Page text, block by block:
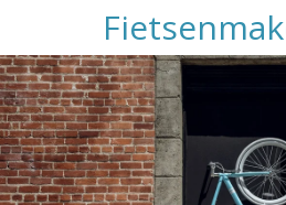
naar
de
hoofdinhoud